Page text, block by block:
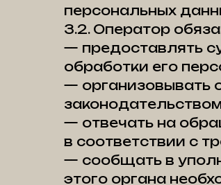
персональных
3.2. Оператор
— предоставлять
обработки его
— организовывать
— отвечать на
в соответствии с
— сообщать в
этого органа